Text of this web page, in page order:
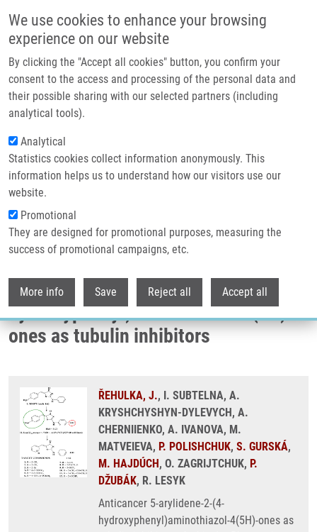
We use cookies to enhance your browsing
experience on our website
By clicking the "Accept all cookies" button, you confirm your
consent to the access and processing of the personal data and
their possible sharing with our selected partners (including
analytical tools).
Analytical
Statistics cookies collect information anonymously. This
information helps us to understand how our visitors use our
website.
Promotional
They are designed for promotional purposes, measuring the
success of promotional campaigns, etc.
More info Save Reject all Accept all
Header image
Drobečková navigace
Domů
Anticancer 5-arylidene-2-(4-hydroxyphenyl)aminothiazol-4(5H)-ones As
Tubulin Inhibitors
Anticancer 5-arylidene-2-(4-
hydroxyphenyl)aminothiazol-4(5H)-
ones as tubulin inhibitors
ŘEHULKA, J., I. SUBTELNA, A.
KRYSHCHYSHYN-DYLEVYCH, A.
CHERNIIENKO, A. IVANOVA, M.
MATVEIEVA, P. POLISHCHUK, S. GURSKÁ,
M. HAJDÚCH, O. ZAGRIJTCHUK, P.
DŽUBÁK, R. LESYK
Anticancer 5-arylidene-2-(4-
hydroxyphenyl)aminothiazol-4(5H)-ones as